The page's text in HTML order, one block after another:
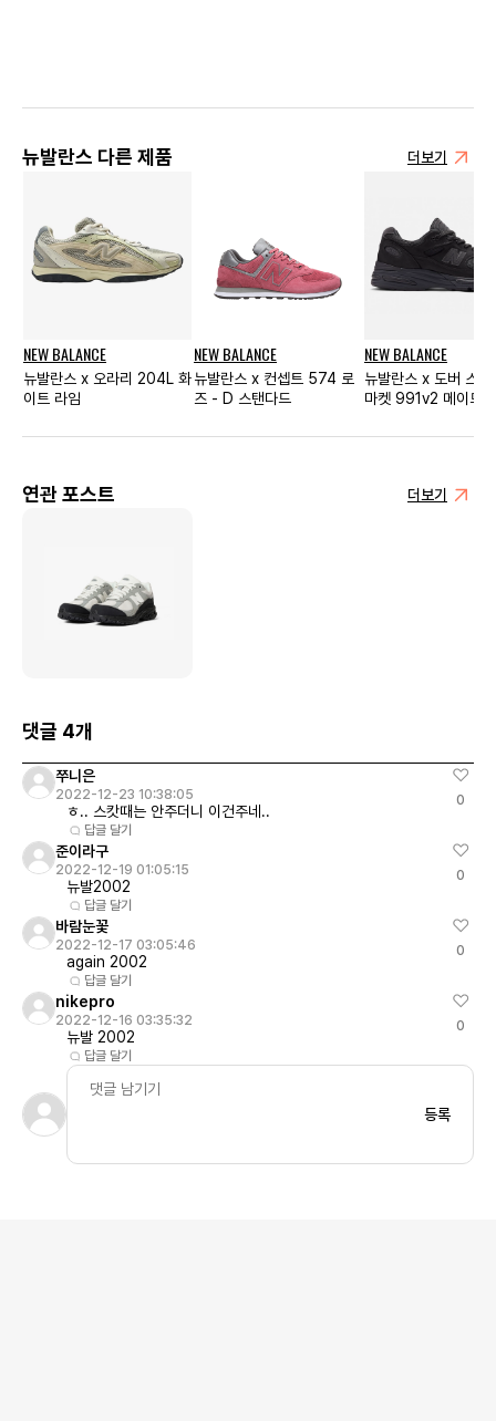
뉴발란스 다른 제품 더보기
NEW BALANCE
뉴발란스 x 오라리 204L 화
이트 라임
NEW BALANCE
뉴발란스 x 컨셉트 574 로
즈 - D 스탠다드
NEW BALANCE
뉴발란스 x 도버 스트
마켓 991v2 메이드
연관 포스트 더보기
댓글 4개
쭈니은
2022-12-23 10:38:05
ㅎ.. 스캇때는 안주더니 이건주네..
답글 달기
0
준이라구
2022-12-19 01:05:15
뉴발2002
답글 달기
0
바람눈꽃
2022-12-17 03:05:46
again 2002
답글 달기
0
nikepro
2022-12-16 03:35:32
뉴발 2002
답글 달기
0
등록